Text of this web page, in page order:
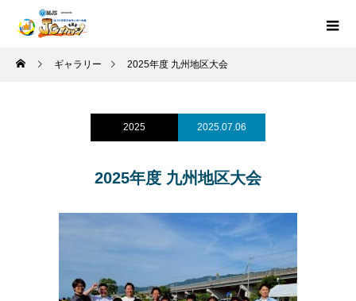
ギャラリー 2025年度 九州地区大会
2025 2025.07.06
2025年度 九州地区大会